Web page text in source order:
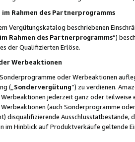
Rahmen des Partnerprogramms
Vergütungskatalog beschriebenen
Rahmen des Partnerprogramms“)
der Qualifizierten Erlöse.
Werbeaktionen
oder Werbeaktionen
(„ Sondervergütung”) zu verdienen.
jederzeit ganz oder
(auch Sonderprogramme
disqualifizierende Ausschlusstatbestände,
im Hinblick auf Produktverkäufe geltende